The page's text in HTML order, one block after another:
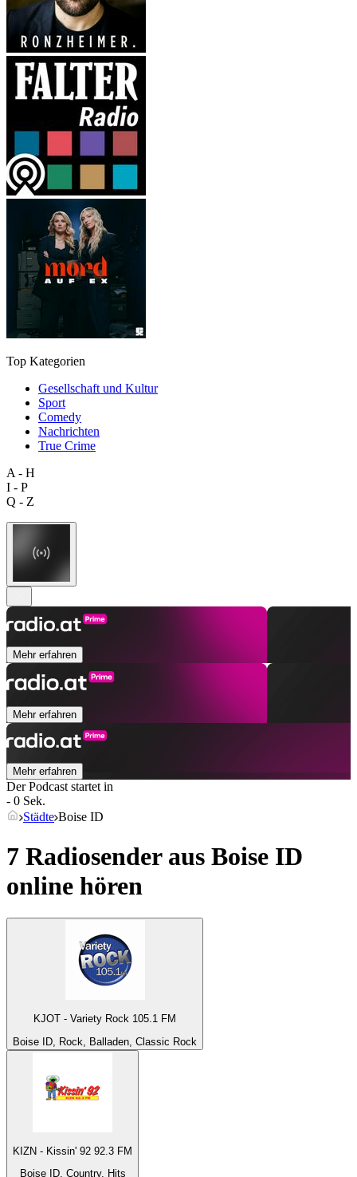
Top Kategorien
Gesellschaft und Kultur
Sport
Comedy
Nachrichten
True Crime
A - H
I - P
Q - Z
Mehr erfahren
Mehr erfahren
Mehr erfahren
Der Podcast startet in
- 0 Sek.
Städte Boise ID
7 Radiosender aus Boise ID
online hören
KJOT - Variety Rock 105.1 FM
Boise ID, Rock, Balladen, Classic Rock
KIZN - Kissin' 92 92.3 FM
Boise ID, Country, Hits